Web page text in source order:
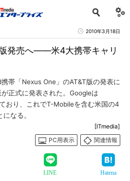
2010年3月18日
発売へ――米4大携帯キャリ
帯「Nexus One」のAT&T版の発表に
正式に発表された。Googleは
おり、これでT-Mobileを含む米国の4
なる。
[ITmedia]
PC用表示
関連情報
LINE Hatena